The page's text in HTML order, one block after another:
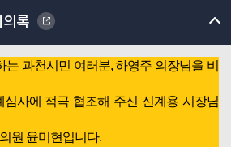
의록
원)-2024회계연도 결산검사 소회
과천시민 여러분, 하영주 의장님을 비
사에 적극 협조해 주신 신계용 시장님
원 윤미현입니다.